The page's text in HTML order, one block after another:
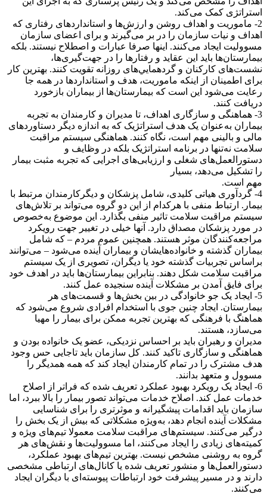
استراتژی کمک می‌کند.
2- ماموریت و اهداف روشن و ارزش‌ها و استانداردهای رفتاری که
اهداف و نیات سازمان را در بر می‌گیرند و برای اعضای سازمان
مسوولیت ایجاد می‌کنند. اینها صرفا عبارات و اصطلاح نیستند. بلکه
بیمارستان‌ها باید این عقاید و رفتارها را در جهت‌گیری‌ها،
نشست‌های کارکنان و گردهمايي‌های روزانه تقویت کنند. بهترین کار
برای اطمینان از اینکه ماموریت، هدف و استانداردها در همه جا
رعایت می‌شود این است که بیمارستان‌ها از بیماران بازخورد
دریافت کنند.
3- هماهنگی و سازگاری اهداف، تا مدیران و کارمندان به تجربه
بیماران به‌عنوان یک هدف استراتژیک که به اندازه دیگر دستاوردهای
مالی و بالینی مهم است، نگاه کنند. هماهنگی سیستم مراقبت
سلامت نه‌تنها در برنامه استراتژیک بلکه در وظایف و
دستورالعمل‌های شغلی و ارزیابی‌های اجرایی که تجربه مثبت بیمار
را تشکیل می‌دهد، بسیار
مهم است.
4- گردآوری هیاتی کلیدی، شامل پزشکان و دیگرکارمندان مرتبط با
بیمار. ارتباط منفی با هرکدام از این دو گروه می‌تواند بر تلاش‌های
سیستم مراقبت سلامت تاثیر منفی بگذارد. این موضوع به‌خصوص
در مورد پزشکان مصداق دارد. آنها خیلی در تغییر جهت رویکرد
مراجعه‌کنندگان موثر هستند. همچنین عموم مردم – که شامل
بیماران گذشته و خانواده‌هایشان و بیماران آینده می‌شود – می‌توانند
براساس تجربیات گذشته خود یا دیگران، تصویری از یک سیستم
مراقبت سلامت شکل دهند. بنابراین بیمارستان‌ها باید در اهدف خود
برای فایق آمدن بر مشکلات آینده سنجیده عمل کنند.
5- ایجاد یک جو خانوادگی در بین بخش‌ها و قسمت‌های هر
بیمارستان. ایجاد چنین جوی با استخدام افرادی شروع می‌شود که
هماهنگ با فرهنگی که بهترین تجربه ممکن برای بیمار را مهیا
می‌سازد، هستند.
مدیران و رهبران باید بر احساس نزدیکی، عضو یک خانواده بودن و
هماهنگی و سازگاری تاکید کنند. کل سازمان باید تاجایی حس وجود
هدف مشترک را در تمام کارمندان ایجاد کند که همه همدیگر را
مسوول و متعهد بدانند.
6- ایجاد یک رویکرد بهبود عملکرد تعریف شده که فراتر از اصلاح
خدمات عمل کند. اصلاح خدمات می‌تواند تصور بیمار را بالا ببرد، اما
سازمان باید اقدامات پیشگیرانه و موثرتری را برای شناسایی
مشکلات آینده انجام دهد، به‌ویژه مشکلاتی که بیش از یک بخش را
درگیر می‌کنند. سیستم‌های مراقبت سلامت معمولا تیم‌های ویژه و
کمیته‌های زیادی را ایجاد می‌کنند، اما مسوولیت‌ها و نقش‌های هر
گروه به روشنی مشخص نیست. بهترین تیم‌های بهبود عملکرد،
دستورالعمل‌ها و منشور تعریف شده‌ یا کانال‌های ارتباطی مشخصی
دارند و در مسیر پیشرفت خود ارتباطات پیوسته‌ای با دیگران ایجاد
می‌کنند.